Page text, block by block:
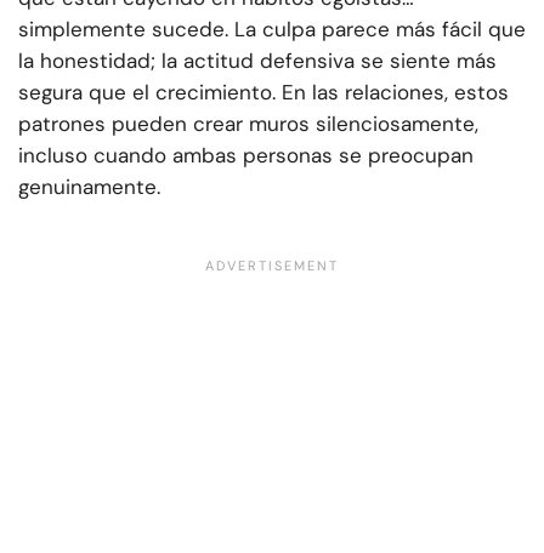
simplemente sucede. La culpa parece más fácil que
la honestidad; la actitud defensiva se siente más
segura que el crecimiento. En las relaciones, estos
patrones pueden crear muros silenciosamente,
incluso cuando ambas personas se preocupan
genuinamente.